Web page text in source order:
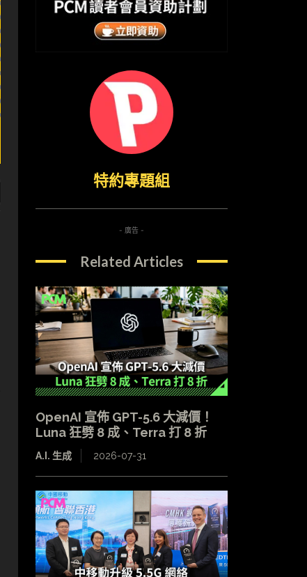
特約專題組
- 廣告 -
Related Articles
OpenAI 宣佈 GPT-5.6 大減價！
Luna 狂劈 8 成、Terra 打 8 折
A.I. 生成 2026-07-31